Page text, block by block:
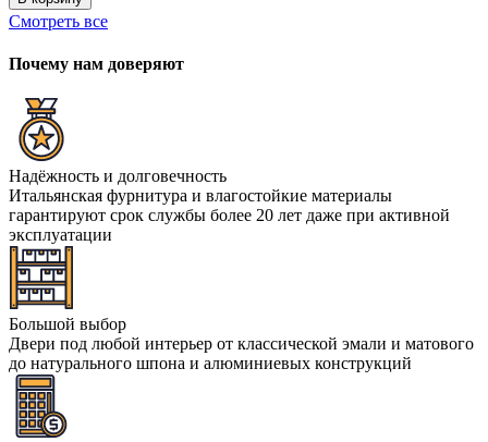
Смотреть все
Почему нам доверяют
Надёжность и долговечность
Итальянская фурнитура и влагостойкие материалы
гарантируют срок службы более 20 лет даже при активной
эксплуатации
Большой выбор
Двери под любой интерьер от классической эмали и матового
до натурального шпона и алюминиевых конструкций